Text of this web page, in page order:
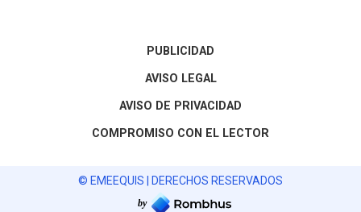
PUBLICIDAD
AVISO LEGAL
AVISO DE PRIVACIDAD
COMPROMISO CON EL LECTOR
© EMEEQUIS | DERECHOS RESERVADOS
by